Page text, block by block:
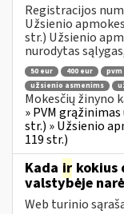
Registracijos
Užsienio
str.) Užsienio
nurodytas
50 eur 400 eur pvm
užsienio asmenims
Mokesčių žinyno
» PVM
str.) » Užsienio
119 str.)
Kada ir
valstybėje
Web turinio